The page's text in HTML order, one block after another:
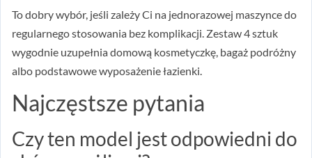
To dobry wybór, jeśli zależy Ci na jednorazowej maszynce do
regularnego stosowania bez komplikacji. Zestaw 4 sztuk
wygodnie uzupełnia domową kosmetyczkę, bagaż podróżny
albo podstawowe wyposażenie łazienki.
Najczęstsze pytania
Czy ten model jest odpowiedni do